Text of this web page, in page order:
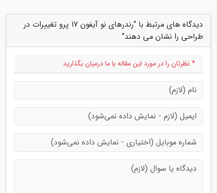
دیدگاه های مرتبط با "رندرهای نو آیفون 17 پرو تغییرات در
طراحی را نشان می دهند"
* نظرتان را در مورد این مقاله با ما درمیان بگذارید